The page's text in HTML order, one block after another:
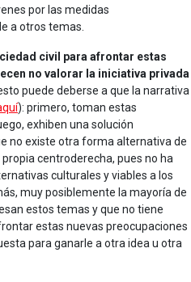
por las medidas
a otros temas.
civil para afrontar estas
no valorar la iniciativa privada
puede deberse a que la narrativa
): primero, toman estas
exhiben una solución
no existe otra forma alternativa de
centroderecha, pues no ha
culturales y viables a los
muy posiblemente la mayoría de
estos temas y que no tiene
estas nuevas preocupaciones
para ganarle a otra idea u otra